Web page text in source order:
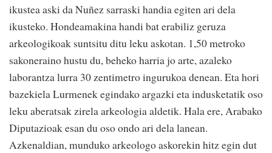
ikustea aski da Nuñez sarraski handia egiten ari dela
ikusteko. Hondeamakina handi bat erabiliz geruza
arkeologikoak suntsitu ditu leku askotan. 1,50 metroko
sakoneraino hustu du, beheko harria jo arte, azaleko
laborantza lurra 30 zentimetro ingurukoa denean. Eta hori
bazekiela Lurmenek egindako argazki eta indusketatik oso
leku aberatsak zirela arkeologia aldetik. Hala ere, Arabako
Diputazioak esan du oso ondo ari dela lanean.
Azkenaldian, munduko arkeologo askorekin hitz egin dut